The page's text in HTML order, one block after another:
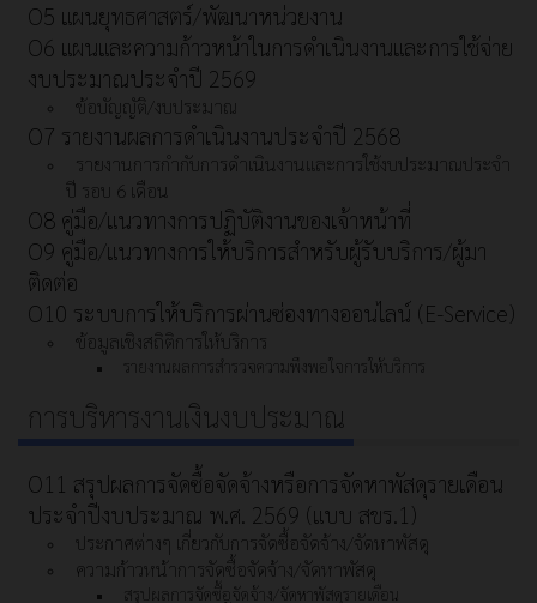
O5 แผนยุทธศาสตร์/พัฒนาหน่วยงาน
O6 แผนและความก้าวหน้าในการดําเนินงานและการใช้จ่าย
งบประมาณประจําปี 2569
ข้อบัญญัติ/งบประมาณ
O7 รายงานผลการดำเนินงานประจำปี 2568
รายงานการกำกับการดำเนินงานและการใช้งบประมาณประจำ
ปี รอบ 6 เดือน
O8 คู่มือ/แนวทางการปฏิบัติงานของเจ้าหน้าที่
O9 คู่มือ/แนวทางการให้บริการสำหรับผู้รับบริการ/ผู้มา
ติดต่อ
O10 ระบบการให้บริการผ่านซ่องทางออนไลน์ (E-Service)
ข้อมูลเชิงสถิติการให้บริการ
รายงานผลการสำรวจความพึงพอใจการให้บริการ
การบริหารงานเงินงบประมาณ
O11 สรุปผลการจัดซื้อจัดจ้างหรือการจัดหาพัสดุรายเดือน
ประจำปีงบประมาณ พ.ศ. 2569 (แบบ สขร.1)
ประกาศต่างๆ เกี่ยวกับการจัดซื้อจัดจ้าง/จัดหาพัสดุ
ความก้าวหน้าการจัดซื้อจัดจ้าง/จัดหาพัสดุ
สรุปผลการจัดซื้อจัดจ้าง/จัดหาพัสดุรายเดือน